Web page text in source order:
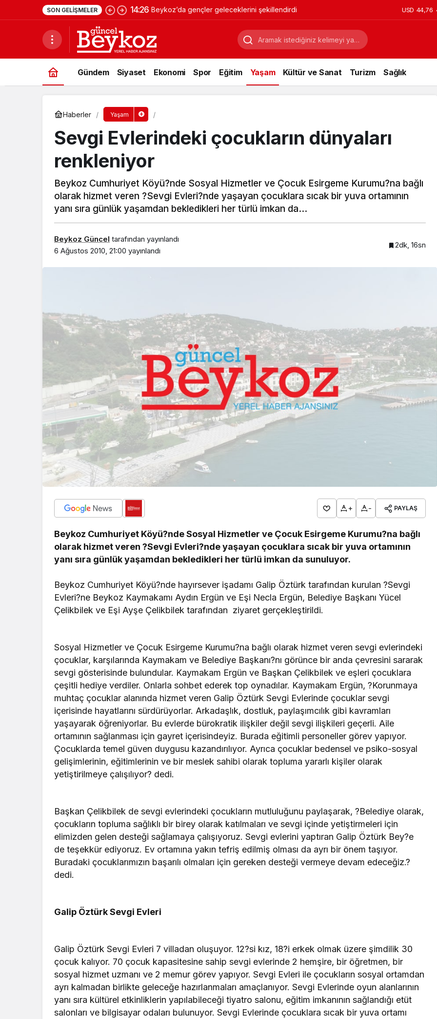
SON GELIŞMELER 14:26 Beykoz’da gençler geleceklerini şekillendirdi USD 44,76
Gündem Siyaset Ekonomi Spor Eğitim Yaşam Kültür ve Sanat Turizm Sağlık
Haberler Yaşam
Sevgi Evlerindeki çocukların dünyaları
renkleniyor
Beykoz Cumhuriyet Köyü?nde Sosyal Hizmetler ve Çocuk Esirgeme Kurumu?na bağlı
olarak hizmet veren ?Sevgi Evleri?nde yaşayan çocuklara sıcak bir yuva ortamının
yanı sıra günlük yaşamdan bekledikleri her türlü imkan da…
Beykoz Güncel tarafından yayınlandı
6 Ağustos 2010, 21:00 yayınlandı
2dk, 16sn
+ - PAYLAŞ
Beykoz Cumhuriyet Köyü?nde Sosyal Hizmetler ve Çocuk Esirgeme Kurumu?na bağlı
olarak hizmet veren ?Sevgi Evleri?nde yaşayan çocuklara sıcak bir yuva ortamının
yanı sıra günlük yaşamdan bekledikleri her türlü imkan da sunuluyor.
Beykoz Cumhuriyet Köyü?nde hayırsever işadamı Galip Öztürk tarafından kurulan ?Sevgi
Evleri?ne Beykoz Kaymakamı Aydın Ergün ve Eşi Necla Ergün, Belediye Başkanı Yücel
Çelikbilek ve Eşi Ayşe Çelikbilek tarafından ziyaret gerçekleştirildi.
Sosyal Hizmetler ve Çocuk Esirgeme Kurumu?na bağlı olarak hizmet veren sevgi evlerindeki
çocuklar, karşılarında Kaymakam ve Belediye Başkanı?nı görünce bir anda çevresini sararak
sevgi gösterisinde bulundular. Kaymakam Ergün ve Başkan Çelikbilek ve eşleri çocuklara
çeşitli hediye verdiler. Onlarla sohbet ederek top oynadılar. Kaymakam Ergün, ?Korunmaya
muhtaç çocuklar alanında hizmet veren Galip Öztürk Sevgi Evlerinde çocuklar sevgi
içerisinde hayatlarını sürdürüyorlar. Arkadaşlık, dostluk, paylaşımcılık gibi kavramları
yaşayarak öğreniyorlar. Bu evlerde bürokratik ilişkiler değil sevgi ilişkileri geçerli. Aile
ortamının sağlanması için gayret içerisindeyiz. Burada eğitimli personeller görev yapıyor.
Çocuklarda temel güven duygusu kazandırılıyor. Ayrıca çocuklar bedensel ve psiko-sosyal
gelişimlerinin, eğitimlerinin ve bir meslek sahibi olarak topluma yararlı kişiler olarak
yetiştirilmeye çalışılıyor? dedi.
Başkan Çelikbilek de sevgi evlerindeki çocukların mutluluğunu paylaşarak, ?Belediye olarak,
çocukların topluma sağlıklı bir birey olarak katılmaları ve sevgi içinde yetiştirmeleri için
elimizden gelen desteği sağlamaya çalışıyoruz. Sevgi evlerini yaptıran Galip Öztürk Bey?e
de teşekkür ediyoruz. Ev ortamına yakın tefriş edilmiş olması da ayrı bir önem taşıyor.
Buradaki çocuklarımızın başarılı olmaları için gereken desteği vermeye devam edeceğiz.?
dedi.
Galip Öztürk Sevgi Evleri
Galip Öztürk Sevgi Evleri 7 villadan oluşuyor. 12?si kız, 18?i erkek olmak üzere şimdilik 30
çocuk kalıyor. 70 çocuk kapasitesine sahip sevgi evlerinde 2 hemşire, bir öğretmen, bir
sosyal hizmet uzmanı ve 2 memur görev yapıyor. Sevgi Evleri ile çocukların sosyal ortamdan
ayrı kalmadan birlikte geleceğe hazırlanmaları amaçlanıyor. Sevgi Evlerinde oyun alanlarının
yanı sıra kültürel etkinliklerin yapılabileceği tiyatro salonu, eğitim imkanının sağlandığı etüt
salonları ve bilgisayar odaları bulunuyor. Sevgi Evlerinde çocuklara sıcak bir yuva ortamı